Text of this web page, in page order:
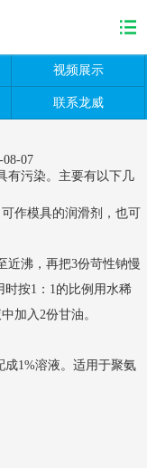
视频展示
联系龙威
07
有污染。主要有以下几
作模具的润滑剂，也可
近沸，再把3份苛性钠慢
时按1：1的比例用水稀
加入2份甘油。
1%溶液。适用于聚氨